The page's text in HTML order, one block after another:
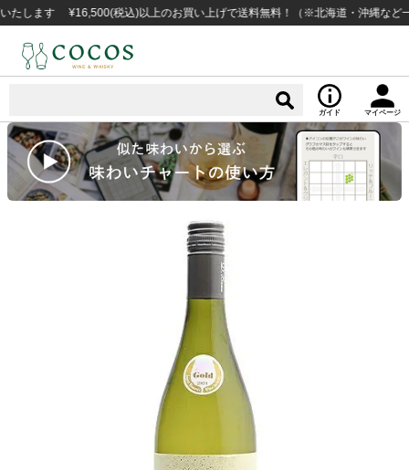
す ¥16,500(税込)以上のお買い上げで送料無料！（※北海道・沖縄など一部例
ガイド マイページ